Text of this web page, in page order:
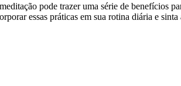
pode trazer uma série de benefícios
essas práticas em sua rotina diária e